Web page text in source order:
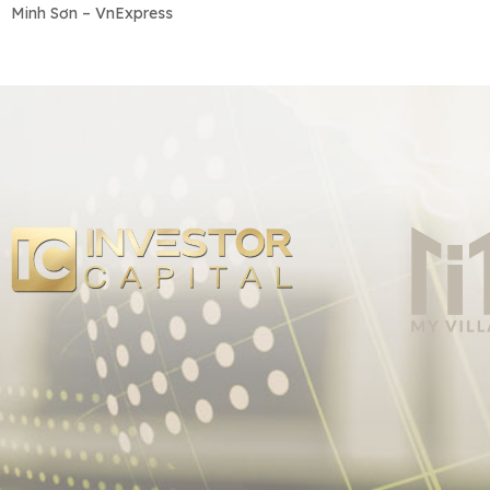
Minh Sơn – VnExpress